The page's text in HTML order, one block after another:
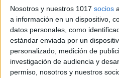
Nosotros y nuestros 1017 socios
a información en un dispositivo,
datos personales, como
estándar enviada por un
personalizado, medición de
investigación de audiencia y
permiso, nosotros y nuestros
Archivado en:
Etiquetado con:3º
primaria,6º primaria,